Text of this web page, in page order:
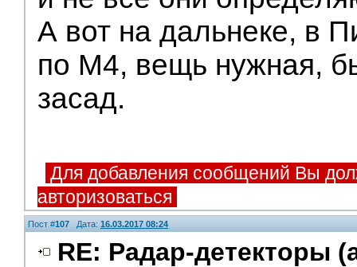
А вот на дальнеке, в
по М4, вещь нужная,
засад.
Для добавления сообщений Вы
авторизоваться
Пост #107 Дата: 16.03.2017 08:24
RE: Радар-детекторы